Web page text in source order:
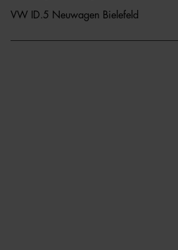
VW ID.5 Neuwagen Bielefeld